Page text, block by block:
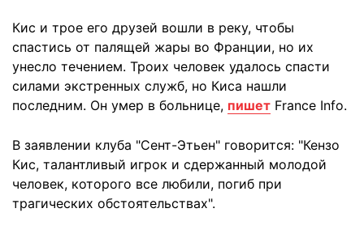
Кис и трое его друзей вошли в реку, чтобы
спастись от палящей жары во Франции, но их
унесло течением. Троих человек удалось спасти
силами экстренных служб, но Киса нашли
последним. Он умер в больнице, пишет France Info.
В заявлении клуба "Сент-Этьен" говорится: "Кензо
Кис, талантливый игрок и сдержанный молодой
человек, которого все любили, погиб при
трагических обстоятельствах".